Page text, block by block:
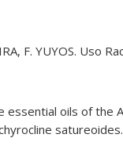
F. YUYOS. Uso
essential oils of